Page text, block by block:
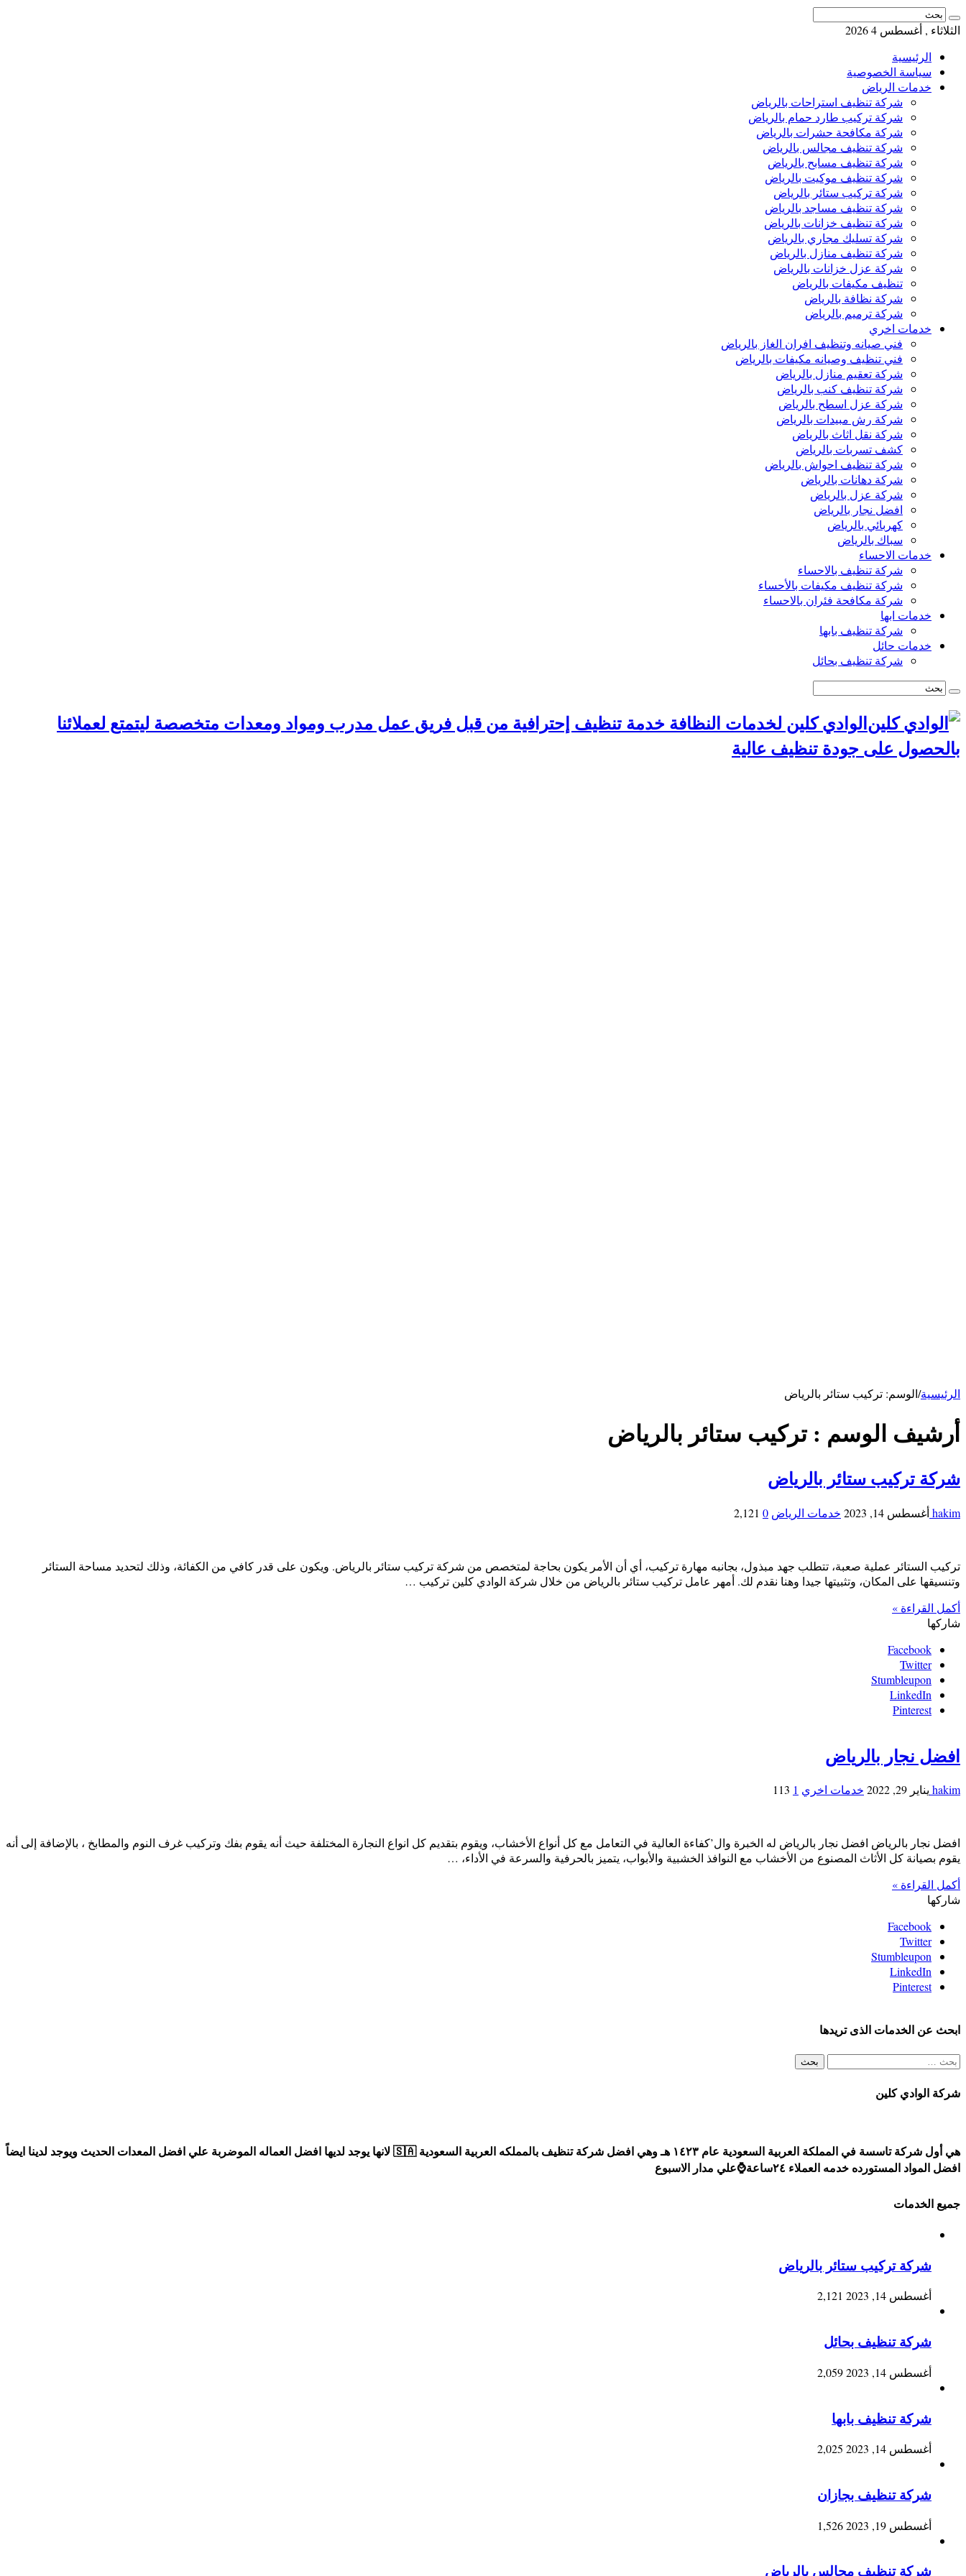
الثلاثاء , أغسطس 4 2026
الرئيسية
سياسة الخصوصية
خدمات الرياض
شركة تنظيف استراحات بالرياض
شركة تركيب طارد حمام بالرياض
شركة مكافحة حشرات بالرياض
شركة تنظيف مجالس بالرياض
شركة تنظيف مسابح بالرياض
شركة تنظيف موكيت بالرياض
شركة تركيب ستائر بالرياض
شركة تنظيف مساجد بالرياض
شركة تنظيف خزانات بالرياض
شركة تسليك مجاري بالرياض
شركة تنظيف منازل بالرياض
شركة عزل خزانات بالرياض
تنظيف مكيفات بالرياض
شركة نظافة بالرياض
شركة ترميم بالرياض
خدمات اخري
فني صيانه وتنظيف افران الغاز بالرياض
فني تنظيف وصيانه مكيفات بالرياض
شركة تعقيم منازل بالرياض
شركة تنظيف كنب بالرياض
شركة عزل اسطح بالرياض
شركة رش مبيدات بالرياض
شركة نقل اثاث بالرياض
كشف تسربات بالرياض
شركة تنظيف احواش بالرياض
شركة دهانات بالرياض
شركة عزل بالرياض
افضل نجار بالرياض
كهربائي بالرياض
سباك بالرياض
خدمات الاحساء
شركة تنظيف بالاحساء
شركة تنظيف مكيفات بالأحساء
شركة مكافحة فئران بالاحساء
خدمات ابها
شركة تنظيف بابها
خدمات حائل
شركة تنظيف بحائل
الوادي كلين لخدمات النظافة خدمة تنظيف إحترافية من قبل فريق عمل مدرب ومواد ومعدات متخصصة ليتمتع لعملائنا
بالحصول على جودة تنظيف عالية
الرئيسية/الوسم: تركيب ستائر بالرياض
أرشيف الوسم :تركيب ستائر بالرياض
شركة تركيب ستائر بالرياض
hakimأغسطس 14, 2023 خدمات الرياض 0
2,121
تركيب الستائر عملية صعبة، تتطلب جهد مبذول، بجانبه مهارة تركيب، أي أن الأمر يكون بحاجة لمتخصص من شركة تركيب ستائر بالرياض. ويكون على قدر كافي من الكفائة، وذلك لتحديد مساحة الستائر
وتنسيقها على المكان، وتثبيتها جيدا وهنا نقدم لك. أمهر عامل تركيب ستائر بالرياض من خلال شركة الوادي كلين تركيب …
أكمل القراءة »
شاركها
Facebook
Twitter
Stumbleupon
LinkedIn
Pinterest
افضل نجار بالرياض
hakim يناير 29, 2022 خدمات اخري 1
113
افضل نجار بالرياض افضل نجار بالرياض له الخبرة وال’كفاءة العالية في التعامل مع كل أنواع الأخشاب، ويقوم بتقديم كل انواع النجارة المختلفة حيث أنه يقوم بفك وتركيب غرف النوم والمطابخ ، بالإضافة إلى أنه
يقوم بصيانة كل الأثاث المصنوع من الأخشاب مع النوافذ الخشبية والأبواب، يتميز بالحرفية والسرعة في الأداء، …
أكمل القراءة »
شاركها
Facebook
Twitter
Stumbleupon
LinkedIn
Pinterest
ابحث عن الخدمات الذى تريدها
البحث
شركة الوادي كلين
هي أول شركة تاسسة في المملكة العربية السعودية عام ١٤٢٣ هـ وهي افضل شركة تنظيف بالمملكه العربية السعودية 🇸🇦 لانها يوجد لديها افضل العماله الموضربة علي افضل المعدات الحديث ويوجد لدينا ايضاً
افضل المواد المستورده خدمه العملاء ٢٤ساعة⌚علي مدار الاسبوع
جميع الخدمات
شركة تركيب ستائر بالرياض
أغسطس 14, 2023 2,121
شركة تنظيف بحائل
أغسطس 14, 2023 2,059
شركة تنظيف بابها
أغسطس 14, 2023 2,025
شركة تنظيف بجازان
أغسطس 19, 2023 1,526
شركة تنظيف مجالس بالرياض